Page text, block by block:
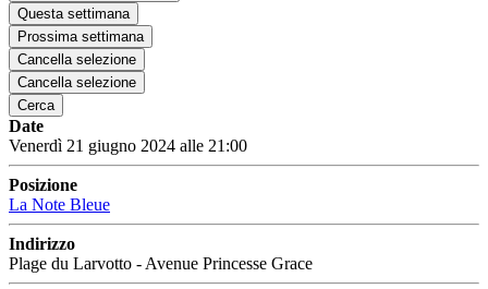
Questa settimana
Prossima settimana
Cancella selezione
Cancella selezione
Cerca
Date
Venerdì 21 giugno 2024 alle 21:00
Posizione
La Note Bleue
Indirizzo
Plage du Larvotto - Avenue Princesse Grace